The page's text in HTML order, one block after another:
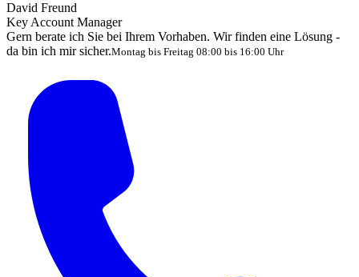
David Freund
Key Account Manager
Gern berate ich Sie bei Ihrem Vorhaben. Wir finden eine Lösung -
da bin ich mir sicher.Montag bis Freitag 08:00 bis 16:00 Uhr